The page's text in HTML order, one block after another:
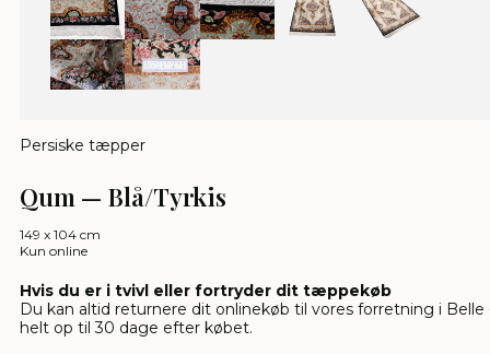
Persiske tæpper
Qum — Blå/Tyrkis
149 x 104 cm
Kun online
Hvis du er i tvivl eller fortryder dit tæppekøb
Du kan altid returnere dit onlinekøb til vores forretning i Belle
helt op til 30 dage efter købet.